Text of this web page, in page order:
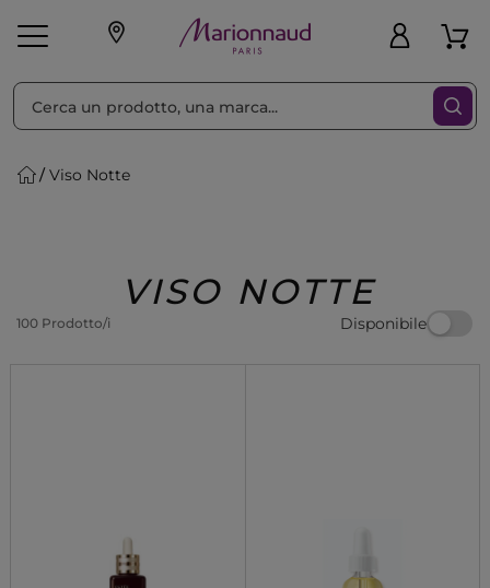
Make-up
Regalo
Viso Notte
VISO NOTTE
100 Prodotto/i Disponibile
Ordina per Filtra